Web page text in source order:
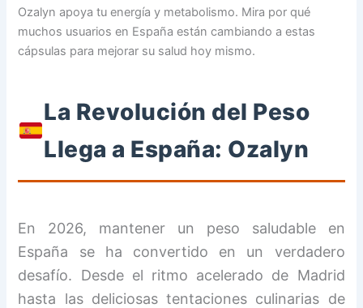
Ozalyn apoya tu energía y metabolismo. Mira por qué
muchos usuarios en España están cambiando a estas
cápsulas para mejorar su salud hoy mismo.
La Revolución del Peso
Llega a España: Ozalyn
En 2026, mantener un peso saludable en
España se ha convertido en un verdadero
desafío. Desde el ritmo acelerado de Madrid
hasta las deliciosas tentaciones culinarias de